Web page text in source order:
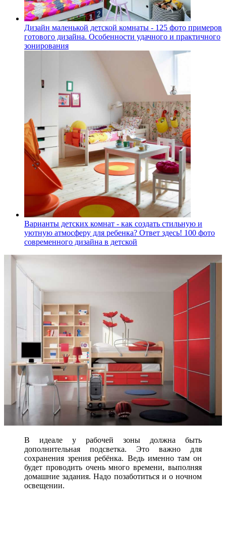
Дизайн маленькой детской комнаты - 125 фото примеров
готового дизайна. Особенности удачного и практичного
зонирования
Варианты детских комнат - как создать стильную и
уютную атмосферу для ребенка? Ответ здесь! 100 фото
современного дизайна в детской
В идеале у рабочей зоны должна быть
дополнительная подсветка. Это важно для
сохранения зрения ребёнка. Ведь именно там он
будет проводить очень много времени, выполняя
домашние задания. Надо позаботиться и о ночном
освещении.